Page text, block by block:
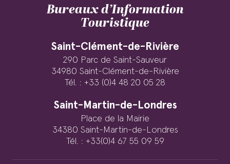
Bureaux d’Information
Touristique
Saint-Clément-de-Rivière
290 Parc de Saint-Sauveur
34980 Saint-Clément-de-Rivière
Tél. : +33 (0)4 48 20 05 28
Saint-Martin-de-Londres
Place de la Mairie
34380 Saint-Martin-de-Londres
Tél. : +33(0)4 67 55 09 59